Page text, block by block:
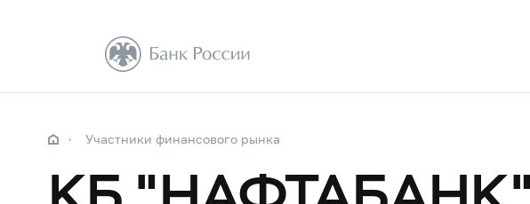
Участники финансового рынка